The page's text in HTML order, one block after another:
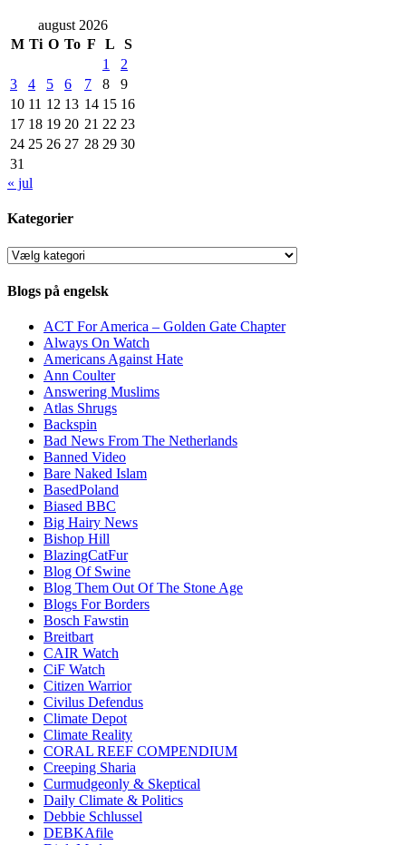
august 2026
M Ti O To F L
S
1
2
3
4 5 6 7 8
9
10 11 12 13 14 15 16
17 18 19 20 21 22 23
24 25 26 27 28 29 30
31
« jul
Kategorier
Kategorier
Blogs på engelsk
ACT For America – Golden Gate Chapter
Always On Watch
Americans Against Hate
Ann Coulter
Answering Muslims
Atlas Shrugs
Backspin
Bad News From The Netherlands
Banned Video
Bare Naked Islam
BasedPoland
Biased BBC
Big Hairy News
Bishop Hill
BlazingCatFur
Blog Of Swine
Blog Them Out Of The Stone Age
Blogs For Borders
Bosch Fawstin
Breitbart
CAIR Watch
CiF Watch
Citizen Warrior
Civilus Defendus
Climate Depot
Climate Reality
CORAL REEF COMPENDIUM
Creeping Sharia
Curmudgeonly & Skeptical
Daily Climate & Politics
Debbie Schlussel
DEBKAfile